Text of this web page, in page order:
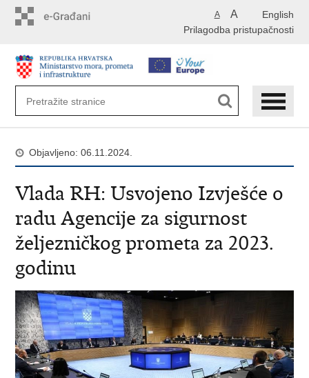
English
A A
Prilagodba pristupačnosti
Objavljeno: 06.11.2024.
Vlada RH: Usvojeno Izvješće o
radu Agencije za sigurnost
željezničkog prometa za 2023.
godinu